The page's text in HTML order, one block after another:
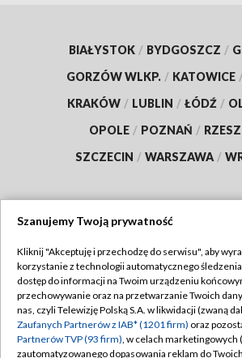
BIAŁYSTOK / BYDGOSZCZ /
GORZÓW WLKP. / KATOWICE
KRAKÓW / LUBLIN / ŁÓDŹ /
OPOLE / POZNAŃ /
SZCZECIN / WARSZAWA /
TVP
Abonament TVP
Emisja w TVP
Centrum informacji TVP
Regulamin TVP
Polityka
Moje zgody
Szanujemy Twoją prywatność
Kliknij "Akceptuję i przechodzę do serwisu", aby
korzystanie z technologii automatycznego
dostęp do informacji na Twoim urządzeniu
przechowywanie oraz na przetwarzanie Twoich
nas, czyli Telewizję Polską S.A. w likwidacji (zwaną
Zaufanych Partnerów z IAB* (1201 firm) oraz
Partnerów TVP (93 firm), w celach marketingowych
zautomatyzowanego dopasowania reklam do